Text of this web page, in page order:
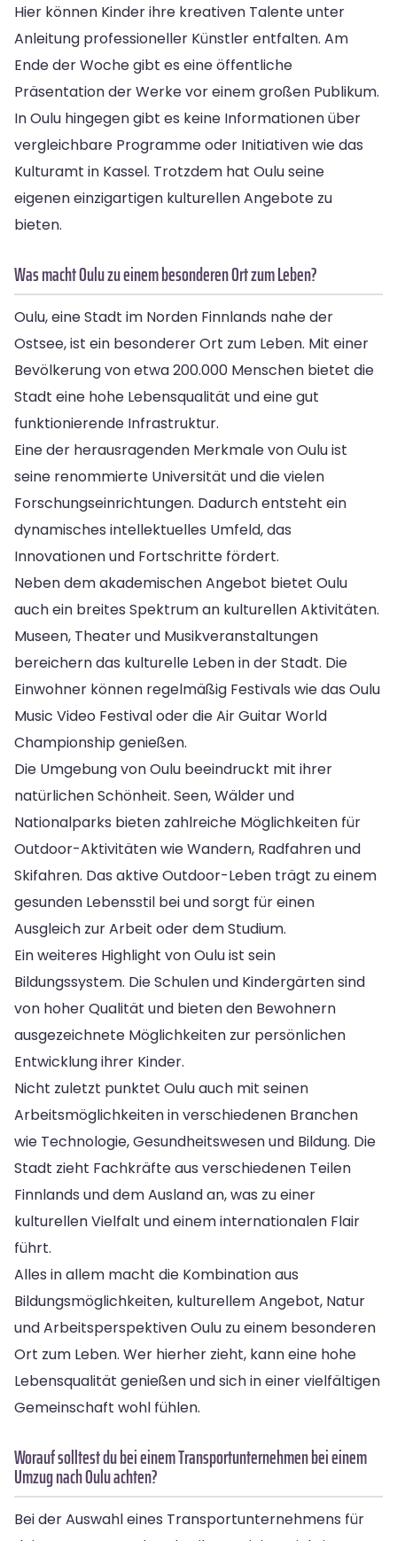
Hier können Kinder ihre kreativen Talente unter
Anleitung professioneller Künstler entfalten. Am
Ende der Woche gibt es eine öffentliche
Präsentation der Werke vor einem großen Publikum.
In Oulu hingegen gibt es keine Informationen über
vergleichbare Programme oder Initiativen wie das
Kulturamt in Kassel. Trotzdem hat Oulu seine
eigenen einzigartigen kulturellen Angebote zu
bieten.
Was macht Oulu zu einem besonderen Ort zum Leben?
Oulu, eine Stadt im Norden Finnlands nahe der
Ostsee, ist ein besonderer Ort zum Leben. Mit einer
Bevölkerung von etwa 200.000 Menschen bietet die
Stadt eine hohe Lebensqualität und eine gut
funktionierende Infrastruktur.
Eine der herausragenden Merkmale von Oulu ist
seine renommierte Universität und die vielen
Forschungseinrichtungen. Dadurch entsteht ein
dynamisches intellektuelles Umfeld, das
Innovationen und Fortschritte fördert.
Neben dem akademischen Angebot bietet Oulu
auch ein breites Spektrum an kulturellen Aktivitäten.
Museen, Theater und Musikveranstaltungen
bereichern das kulturelle Leben in der Stadt. Die
Einwohner können regelmäßig Festivals wie das Oulu
Music Video Festival oder die Air Guitar World
Championship genießen.
Die Umgebung von Oulu beeindruckt mit ihrer
natürlichen Schönheit. Seen, Wälder und
Nationalparks bieten zahlreiche Möglichkeiten für
Outdoor-Aktivitäten wie Wandern, Radfahren und
Skifahren. Das aktive Outdoor-Leben trägt zu einem
gesunden Lebensstil bei und sorgt für einen
Ausgleich zur Arbeit oder dem Studium.
Ein weiteres Highlight von Oulu ist sein
Bildungssystem. Die Schulen und Kindergärten sind
von hoher Qualität und bieten den Bewohnern
ausgezeichnete Möglichkeiten zur persönlichen
Entwicklung ihrer Kinder.
Nicht zuletzt punktet Oulu auch mit seinen
Arbeitsmöglichkeiten in verschiedenen Branchen
wie Technologie, Gesundheitswesen und Bildung. Die
Stadt zieht Fachkräfte aus verschiedenen Teilen
Finnlands und dem Ausland an, was zu einer
kulturellen Vielfalt und einem internationalen Flair
führt.
Alles in allem macht die Kombination aus
Bildungsmöglichkeiten, kulturellem Angebot, Natur
und Arbeitsperspektiven Oulu zu einem besonderen
Ort zum Leben. Wer hierher zieht, kann eine hohe
Lebensqualität genießen und sich in einer vielfältigen
Gemeinschaft wohl fühlen.
Worauf solltest du bei einem Transportunternehmen bei einem
Umzug nach Oulu achten?
Bei der Auswahl eines Transportunternehmens für